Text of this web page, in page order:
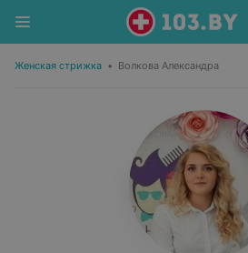
Женская стрижка • Волкова Александра